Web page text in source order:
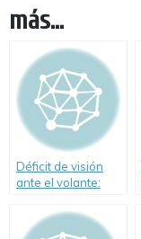
más...
Déficit de visión
ante el volante: